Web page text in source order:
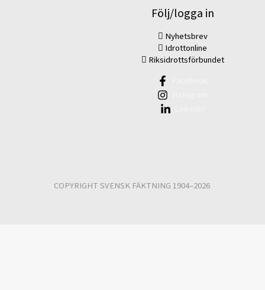
Följ/logga in
Nyhetsbrev
Idrottonline
Riksidrottsförbundet
COPYRIGHT SVENSK FÄKTNING 1904–2026